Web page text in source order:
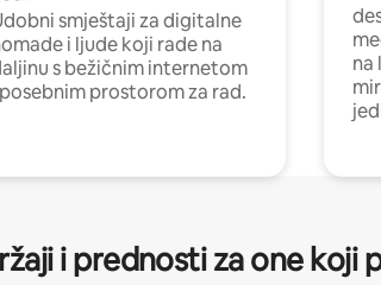
smještaji za digitalne
i ljude koji rade na
s bežičnim internetom
prostorom za rad.
na
i prednosti za one koji